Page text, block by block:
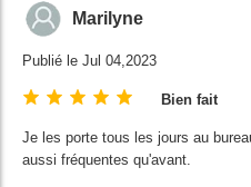
Marilyne
Publié le Jul 04,2023
Bien fait
Je les porte tous les jours au
aussi fréquentes qu'avant.